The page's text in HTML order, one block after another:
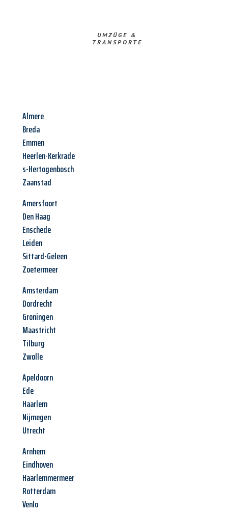
UMZÜGE &
TRANSPORTE
Almere
Breda
Emmen
Heerlen-Kerkrade
s-Hertogenbosch
Zaanstad
Amersfoort
Den Haag
Enschede
Leiden
Sittard-Geleen
Zoetermeer
Amsterdam
Dordrecht
Groningen
Maastricht
Tilburg
Zwolle
Apeldoorn
Ede
Haarlem
Nijmegen
Utrecht
Arnhem
Eindhoven
Haarlemmermeer
Rotterdam
Venlo